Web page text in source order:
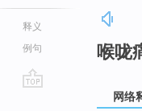
释义
例句
喉咙
网络